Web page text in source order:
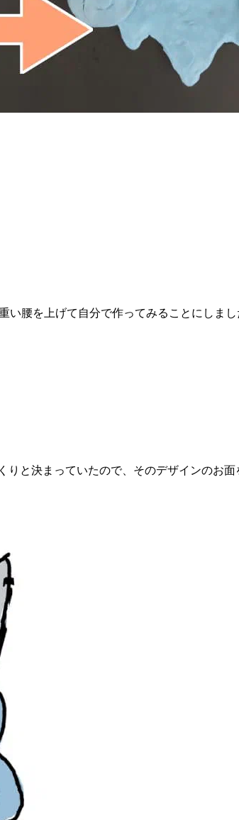
腰を上げて自分で作ってみることにしま
と決まっていたので、そのデザインのお